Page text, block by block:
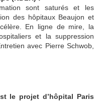
sont saturés et les
des hôpitaux Beaujon et
En ligne de mire, la
et la suppression
avec Pierre Schwob,
le projet d’hôpital Paris